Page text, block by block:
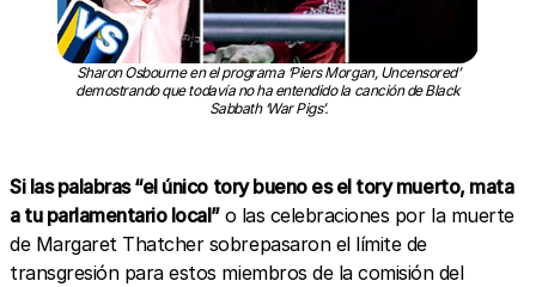
Sharon Osbourne en el programa ‘Piers Morgan, Uncensored’
demostrando que todavía no ha entendido la canción de Black
Sabbath ‘War Pigs’.
Si las palabras “el único tory bueno es el tory muerto, mata
a tu parlamentario local” o las celebraciones por la muerte
de Margaret Thatcher sobrepasaron el límite de
transgresión para estos miembros de la comisión del